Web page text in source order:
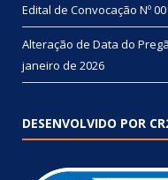
Edital de Convocação Nº
Alteração de Data do
janeiro de 2026
DESENVOLVIDO POR